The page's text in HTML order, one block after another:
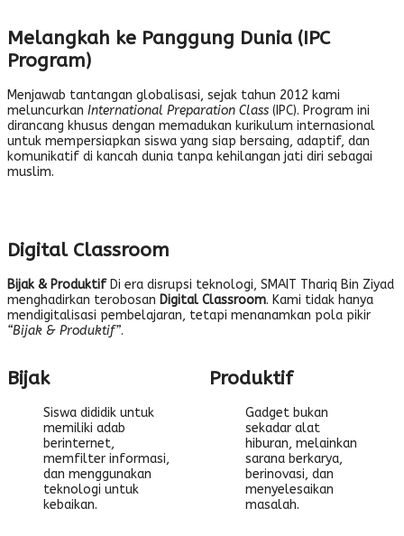
Melangkah ke Panggung Dunia (IPC
Program)
Menjawab tantangan globalisasi, sejak tahun 2012 kami
meluncurkan International Preparation Class (IPC). Program ini
dirancang khusus dengan memadukan kurikulum internasional
untuk mempersiapkan siswa yang siap bersaing, adaptif, dan
komunikatif di kancah dunia tanpa kehilangan jati diri sebagai
muslim.
Digital Classroom
Bijak & ProduktifDi era disrupsi teknologi, SMAIT Thariq Bin Ziyad
menghadirkan terobosan Digital Classroom. Kami tidak hanya
mendigitalisasi pembelajaran, tetapi menanamkan pola pikir
“Bijak & Produktif”.
Bijak
Siswa dididik untuk
memiliki adab
berinternet,
memfilter informasi,
dan menggunakan
teknologi untuk
kebaikan.
Produktif
Gadget bukan
sekadar alat
hiburan, melainkan
sarana berkarya,
berinovasi, dan
menyelesaikan
masalah.